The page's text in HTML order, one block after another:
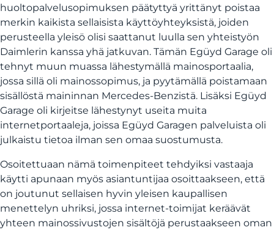
huoltopalvelusopimuksen päätyttyä yrittänyt poistaa
merkin kaikista sellaisista käyttöyhteyksistä, joiden
perusteella yleisö olisi saattanut luulla sen yhteistyön
Daimlerin kanssa yhä jatkuvan. Tämän Egüyd Garage oli
tehnyt muun muassa lähestymällä mainosportaalia,
jossa sillä oli mainossopimus, ja pyytämällä poistamaan
sisällöstä maininnan Mercedes-Benzistä. Lisäksi Egüyd
Garage oli kirjeitse lähestynyt useita muita
internetportaaleja, joissa Egüyd Garagen palveluista oli
julkaistu tietoa ilman sen omaa suostumusta.
Osoitettuaan nämä toimenpiteet tehdyiksi vastaaja
käytti apunaan myös asiantuntijaa osoittaakseen, että
on joutunut sellaisen hyvin yleisen kaupallisen
menettelyn uhriksi, jossa internet-toimijat keräävät
yhteen mainossivustojen sisältöjä perustaakseen oman